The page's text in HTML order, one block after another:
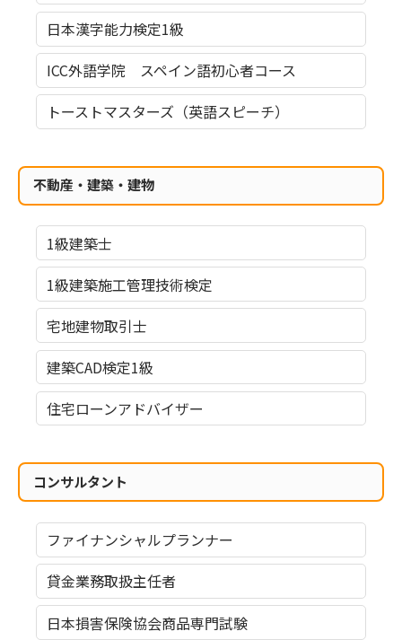
日本漢字能力検定1級
ICC外語学院 スペイン語初心者コース
トーストマスターズ（英語スピーチ）
不動産・建築・建物
1級建築士
1級建築施工管理技術検定
宅地建物取引士
建築CAD検定1級
住宅ローンアドバイザー
コンサルタント
ファイナンシャルプランナー
貸金業務取扱主任者
日本損害保険協会商品専門試験